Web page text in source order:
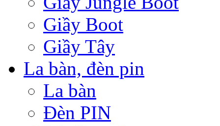
Giầy Boot
Giầy Tây
La bàn, đèn pin
La bàn
Đèn PIN